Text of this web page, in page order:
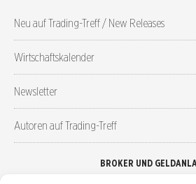
Neu auf Trading-Treff / New Releases
Wirtschaftskalender
Newsletter
Autoren auf Trading-Treff
BROKER UND